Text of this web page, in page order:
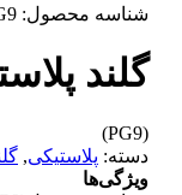
شناسه محصول:
گلند
(PG9)
دسته: پلاستیکی,
ویژگی‌ها